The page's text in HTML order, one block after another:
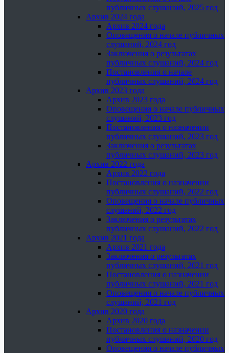
публичных слушаний, 2025 год
Архив 2024 года
Архив 2024 года
Оповещения о начале публичных
слушаний, 2024 год
Заключения о результатах
публичных слушаний, 2024 год
Постановления о начале
публичных слушаний, 2024 год
Архив 2023 года
Архив 2023 года
Оповещения о начале публичных
слушаний, 2023 год
Постановления о назначении
публичных слушаний, 2023 год
Заключения о результатах
публичных слушаний, 2023 год
Архив 2022 года
Архив 2022 года
Постановления о назначении
публичных слушаний, 2022 год
Оповещения о начале публичных
слушаний, 2022 год
Заключения о результатах
публичных слушаний, 2022 год
Архив 2021 года
Архив 2021 года
Заключения о результатах
публичных слушаний, 2021 год
Постановления о назначении
публичных слушаний, 2021 год
Оповещения о начале публичных
слушаний, 2021 год
Архив 2020 года
Архив 2020 года
Постановления о назначении
публичных слушаний, 2020 год
Оповещения о начале публичных